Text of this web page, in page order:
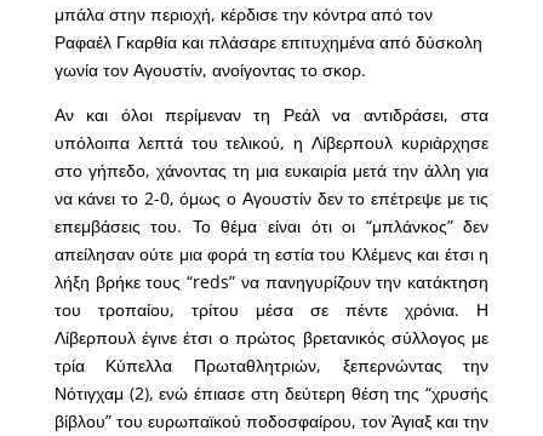
μπάλα στην περιοχή, κέρδισε την κόντρα από τον
Ραφαέλ Γκαρθία και πλάσαρε επιτυχημένα από δύσκολη
γωνία τον Αγουστίν, ανοίγοντας το σκορ.
Αν και όλοι περίμεναν τη Ρεάλ να αντιδράσει, στα
υπόλοιπα λεπτά του τελικού, η Λίβερπουλ κυριάρχησε
στο γήπεδο, χάνοντας τη μια ευκαιρία μετά την άλλη για
να κάνει το 2-0, όμως ο Αγουστίν δεν το επέτρεψε με τις
επεμβάσεις του. Το θέμα είναι ότι οι “μπλάνκος” δεν
απείλησαν ούτε μια φορά τη εστία του Κλέμενς και έτσι η
λήξη βρήκε τους “reds” να πανηγυρίζουν την κατάκτηση
του τροπαίου, τρίτου μέσα σε πέντε χρόνια. Η
Λίβερπουλ έγινε έτσι ο πρώτος βρετανικός σύλλογος με
τρία Κύπελλα Πρωταθλητριών, ξεπερνώντας την
Νότιγχαμ (2), ενώ έπιασε στη δεύτερη θέση της “χρυσής
βίβλου” του ευρωπαϊκού ποδοσφαίρου, τον Άγιαξ και την